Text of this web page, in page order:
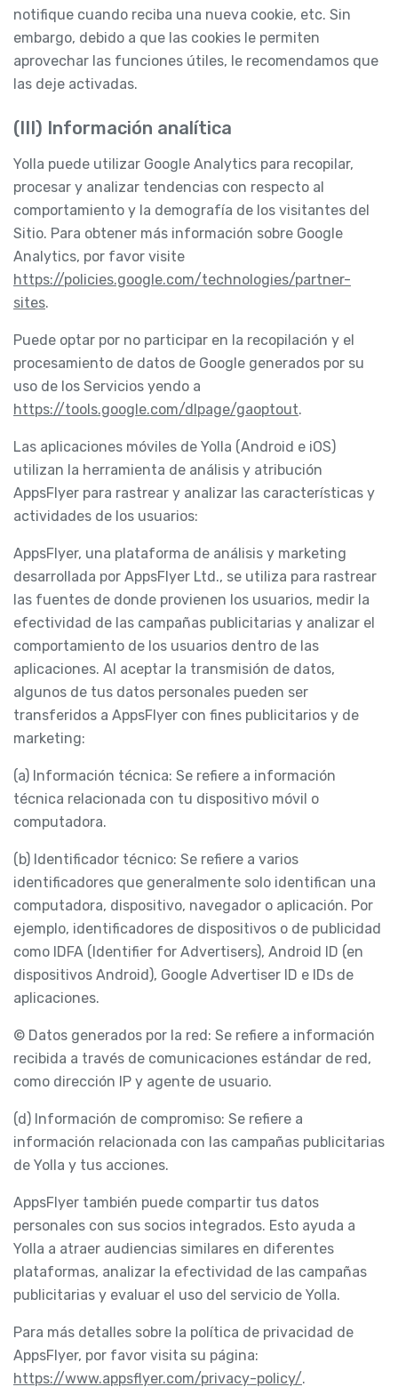
notifique cuando reciba una nueva cookie, etc. Sin
embargo, debido a que las cookies le permiten
aprovechar las funciones útiles, le recomendamos que
las deje activadas.
(III) Información analítica
Yolla puede utilizar Google Analytics para recopilar,
procesar y analizar tendencias con respecto al
comportamiento y la demografía de los visitantes del
Sitio. Para obtener más información sobre Google
Analytics, por favor visite
https://policies.google.com/technologies/partner-
sites.
Puede optar por no participar en la recopilación y el
procesamiento de datos de Google generados por su
uso de los Servicios yendo a
https://tools.google.com/dlpage/gaoptout.
Las aplicaciones móviles de Yolla (Android e iOS)
utilizan la herramienta de análisis y atribución
AppsFlyer para rastrear y analizar las características y
actividades de los usuarios:
AppsFlyer, una plataforma de análisis y marketing
desarrollada por AppsFlyer Ltd., se utiliza para rastrear
las fuentes de donde provienen los usuarios, medir la
efectividad de las campañas publicitarias y analizar el
comportamiento de los usuarios dentro de las
aplicaciones. Al aceptar la transmisión de datos,
algunos de tus datos personales pueden ser
transferidos a AppsFlyer con fines publicitarios y de
marketing:
(a) Información técnica: Se refiere a información
técnica relacionada con tu dispositivo móvil o
computadora.
(b) Identificador técnico: Se refiere a varios
identificadores que generalmente solo identifican una
computadora, dispositivo, navegador o aplicación. Por
ejemplo, identificadores de dispositivos o de publicidad
como IDFA (Identifier for Advertisers), Android ID (en
dispositivos Android), Google Advertiser ID e IDs de
aplicaciones.
© Datos generados por la red: Se refiere a información
recibida a través de comunicaciones estándar de red,
como dirección IP y agente de usuario.
(d) Información de compromiso: Se refiere a
información relacionada con las campañas publicitarias
de Yolla y tus acciones.
AppsFlyer también puede compartir tus datos
personales con sus socios integrados. Esto ayuda a
Yolla a atraer audiencias similares en diferentes
plataformas, analizar la efectividad de las campañas
publicitarias y evaluar el uso del servicio de Yolla.
Para más detalles sobre la política de privacidad de
AppsFlyer, por favor visita su página:
https://www.appsflyer.com/privacy-policy/.